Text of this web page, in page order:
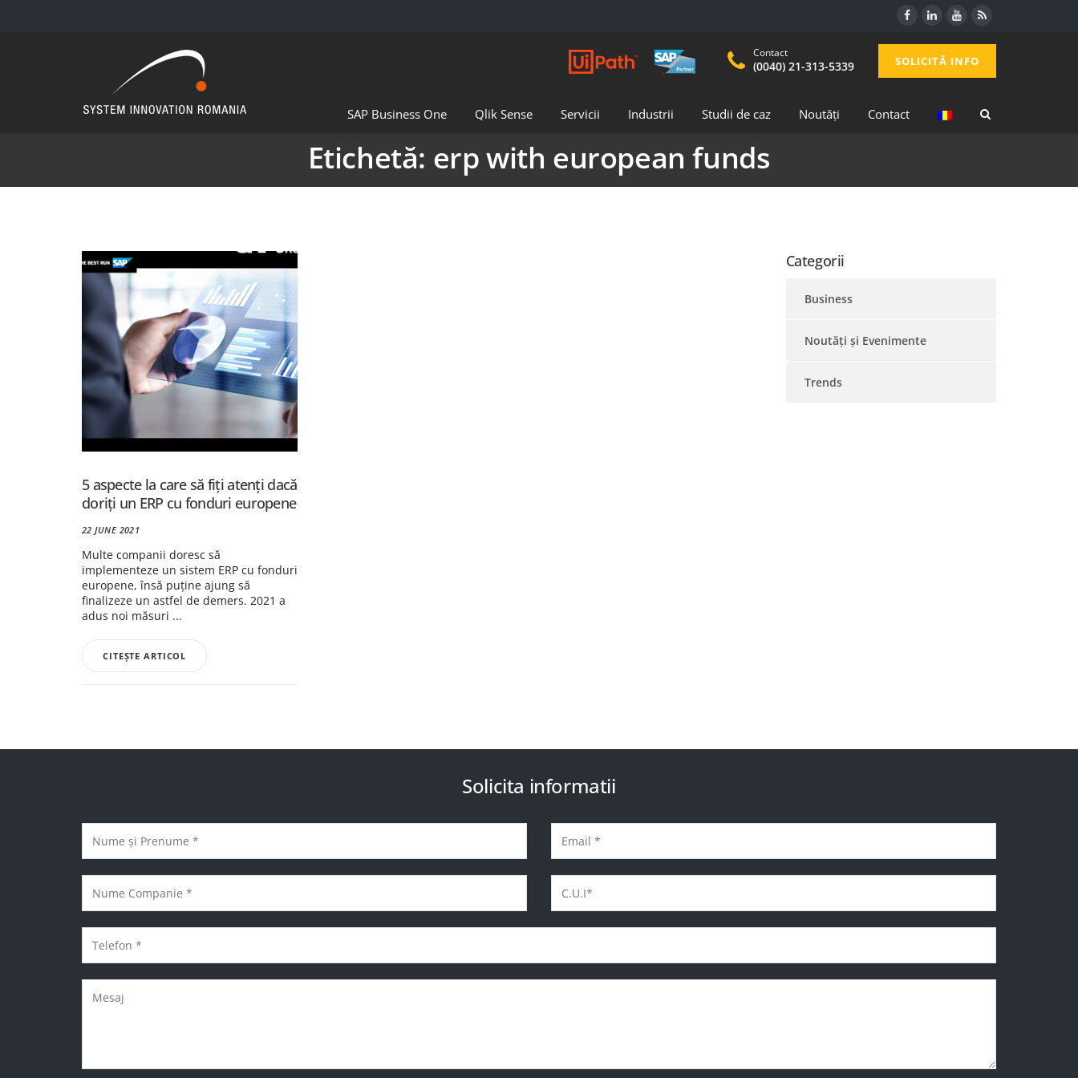
Contact
(0040) 21-313-5339 SOLICITĂ INFO
SAP Business One Qlik Sense Servicii Industrii Studii de caz Noutăți Contact
Etichetă: erp with european funds
5 aspecte la care să fiţi atenţi dacă
doriţi un ERP cu fonduri europene
22 JUNE 2021
Multe companii doresc să
implementeze un sistem ERP cu fonduri
europene, însă puţine ajung să
finalizeze un astfel de demers. 2021 a
adus noi măsuri ...
CITEȘTE ARTICOL
Categorii
Business
Noutăți și Evenimente
Trends
Solicita informatii